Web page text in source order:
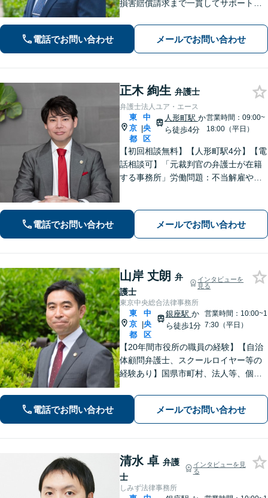
損害賠償請求まで一貫してサポート
士：法的に難しい問題でも尽力」【初
回相談60分無料】【弁護士直通電話相
談可】【来所一切不要】【夜間・休日
面談可】
電話でお問い合わせ メールでお問い合わせ
正木 絢生 弁護士
弁護士法人ユア・エース
東
京
都
|
中
央
区
人形町駅 か
ら徒歩4分
営業時間：09:00~
18:00（平日）
【初回相談無料】【人形町駅4分】【電
話相談可】「元裁判官の弁護士が在籍
する事務所」労働問題：不当解雇や未
「交通事故：重度の後遺障害や異議申
し立てもお任せください」
電話でお問い合わせ メールでお問い合わせ
山岸 丈朗 弁
護士
インタビューを
見る
東京中央総合法律事務所
東
京
都
|
中
央
区
銀座駅 か
ら徒歩1分
営業時間：10:00~1
7:30（平日）
【20年間市役所の職員の経験】【自治
体顧問弁護士、スクールロイヤー等の
経験あり】国県市町村、法人等、個人
む、幅広い分野に関するご相談、ご依
頼を受け、各種の法的支援を行ってい
ます。まずはご相談下さい。【WEB面
談可】
電話でお問い合わせ メールでお問い合わせ
清水 卓 弁護
士
インタビューを見
る
しみず法律事務所